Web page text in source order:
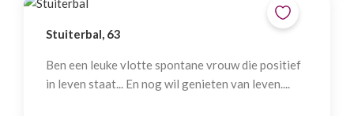
Stuiterbal, 63
Ben een leuke vlotte spontane vrouw die positief
in leven staat... En nog wil genieten van leven....